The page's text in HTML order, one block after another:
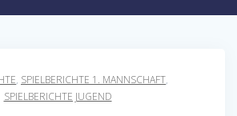
, SPIELBERICHTE 1. MANNSCHAFT,
SPIELBERICHTE JUGEND